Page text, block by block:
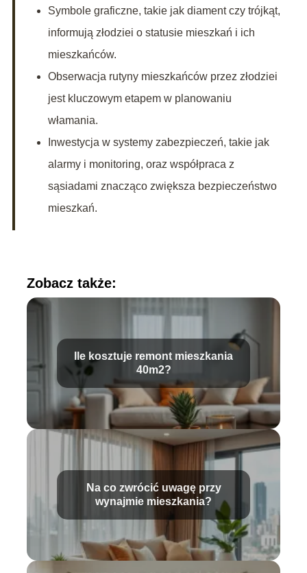
Symbole graficzne, takie jak diament czy trójkąt,
informują złodziei o statusie mieszkań i ich
mieszkańców.
Obserwacja rutyny mieszkańców przez złodziei
jest kluczowym etapem w planowaniu
włamania.
Inwestycja w systemy zabezpieczeń, takie jak
alarmy i monitoring, oraz współpraca z
sąsiadami znacząco zwiększa bezpieczeństwo
mieszkań.
Zobacz także:
Ile kosztuje remont mieszkania
40m2?
Na co zwrócić uwagę przy
wynajmie mieszkania?